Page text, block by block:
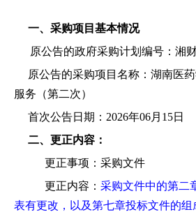
一、采购项目基本情况
原公告的政府采购计划编号： 湘
原公告的采购项目名称：湖南医
服务（第二次）
首次公告日期： 2026年06月 15日
二、更正内容：
更正事项：采购文件
更正内容： 采购文件中的第二
表有更改，以及第七章投标文件的组